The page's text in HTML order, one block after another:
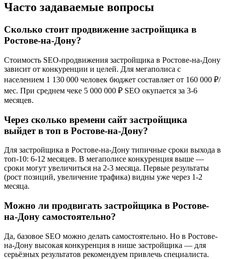
Часто задаваемые вопросы
Сколько стоит продвижение застройщика в
Ростове-на-Дону?
Стоимость SEO-продвижения застройщика в Ростове-на-Дону
зависит от конкуренции и целей. Для мегаполиса с
населением 1 130 000 человек бюджет составляет от 160 000 ₽/
мес. При среднем чеке 5 000 000 ₽ SEO окупается за 3-6
месяцев.
Через сколько времени сайт застройщика
выйдет в топ в Ростове-на-Дону?
Для застройщика в Ростове-на-Дону типичные сроки выхода в
топ-10: 6-12 месяцев. В мегаполисе конкуренция выше —
сроки могут увеличиться на 2-3 месяца. Первые результаты
(рост позиций, увеличение трафика) видны уже через 1-2
месяца.
Можно ли продвигать застройщика в Ростове-
на-Дону самостоятельно?
Да, базовое SEO можно делать самостоятельно. Но в Ростове-
на-Дону высокая конкуренция в нише застройщика — для
серьёзных результатов рекомендуем привлечь специалиста.